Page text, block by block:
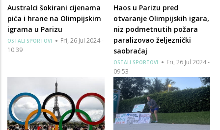
Australci šokirani cijenama
pića i hrane na Olimpijskim
igrama u Parizu
OSTALI SPORTOVI
Fri, 26 Jul 2024 -
10:39
Haos u Parizu pred
otvaranje Olimpijskih igara,
niz podmetnutih požara
paralizovao željeznički
saobraćaj
OSTALI SPORTOVI
Fri, 26 Jul 2024 -
09:53